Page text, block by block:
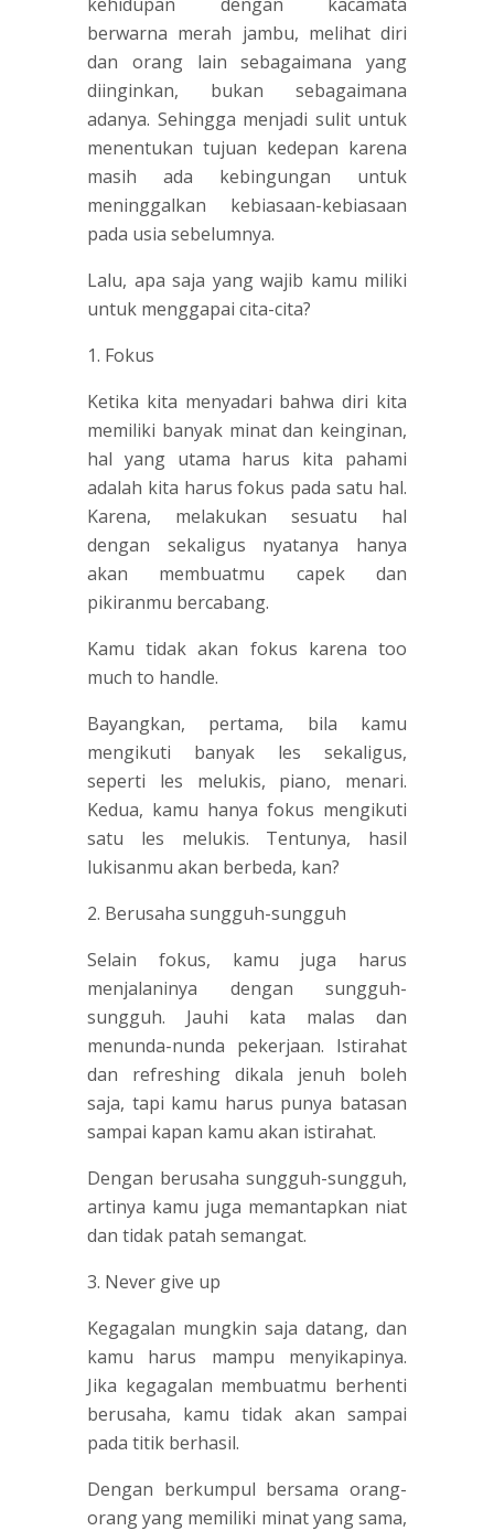
berwarna merah jambu, melihat diri
dan orang lain sebagaimana yang
diinginkan, bukan sebagaimana
adanya. Sehingga menjadi sulit untuk
menentukan tujuan kedepan karena
masih ada kebingungan untuk
meninggalkan kebiasaan-kebiasaan
pada usia sebelumnya.
Lalu, apa saja yang wajib kamu miliki
untuk menggapai cita-cita?
1. Fokus
Ketika kita menyadari bahwa diri kita
memiliki banyak minat dan keinginan,
hal yang utama harus kita pahami
adalah kita harus fokus pada satu hal.
Karena, melakukan sesuatu hal
dengan sekaligus nyatanya hanya
akan membuatmu capek dan
pikiranmu bercabang.
Kamu tidak akan fokus karena too
much to handle.
Bayangkan, pertama, bila kamu
mengikuti banyak les sekaligus,
seperti les melukis, piano, menari.
Kedua, kamu hanya fokus mengikuti
satu les melukis. Tentunya, hasil
lukisanmu akan berbeda, kan?
2. Berusaha sungguh-sungguh
Selain fokus, kamu juga harus
menjalaninya dengan sungguh-
sungguh. Jauhi kata malas dan
menunda-nunda pekerjaan. Istirahat
dan refreshing dikala jenuh boleh
saja, tapi kamu harus punya batasan
sampai kapan kamu akan istirahat.
Dengan berusaha sungguh-sungguh,
artinya kamu juga memantapkan niat
dan tidak patah semangat.
3. Never give up
Kegagalan mungkin saja datang, dan
kamu harus mampu menyikapinya.
Jika kegagalan membuatmu berhenti
berusaha, kamu tidak akan sampai
pada titik berhasil.
Dengan berkumpul bersama orang-
orang yang memiliki minat yang sama,